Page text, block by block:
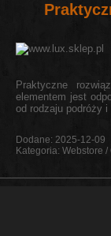
Praktyczne
elementem jest
od rodzaju podróży
Dodane: 2025-12-09
Kategoria: Webstore /